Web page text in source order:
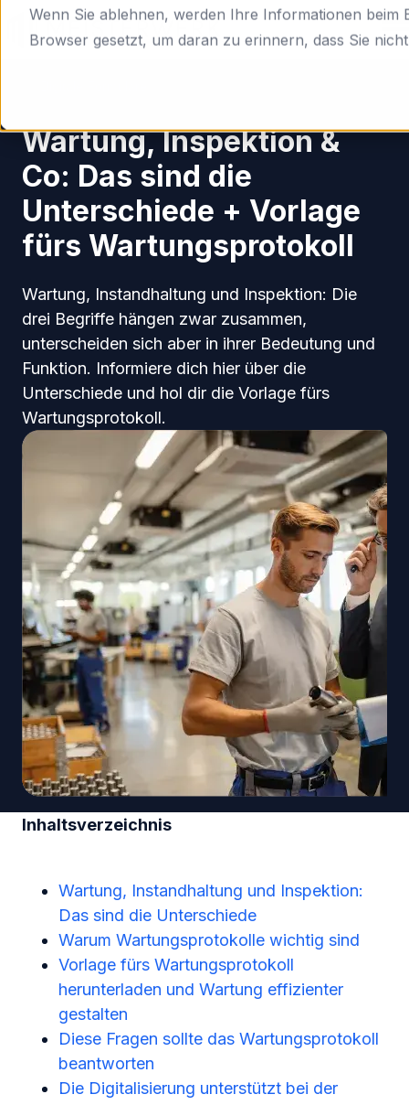
Wenn Sie ablehnen, werden Ihre Informationen beim
Browser gesetzt, um daran zu erinnern, dass Sie
m
Wartung, Inspektion &
Co: Das sind die
Unterschiede + Vorlage
fürs Wartungsprotokoll
Wartung, Instandhaltung und Inspektion: Die
drei Begriffe hängen zwar zusammen,
unterscheiden sich aber in ihrer Bedeutung und
Funktion. Informiere dich hier über die
Unterschiede und hol dir die Vorlage fürs
Wartungsprotokoll.
Inhaltsverzeichnis
Wartung, Instandhaltung und Inspektion:
Das sind die Unterschiede
Warum Wartungsprotokolle wichtig sind
Vorlage fürs Wartungsprotokoll
herunterladen und Wartung effizienter
gestalten
Diese Fragen sollte das Wartungsprotokoll
beantworten
Die Digitalisierung unterstützt bei der